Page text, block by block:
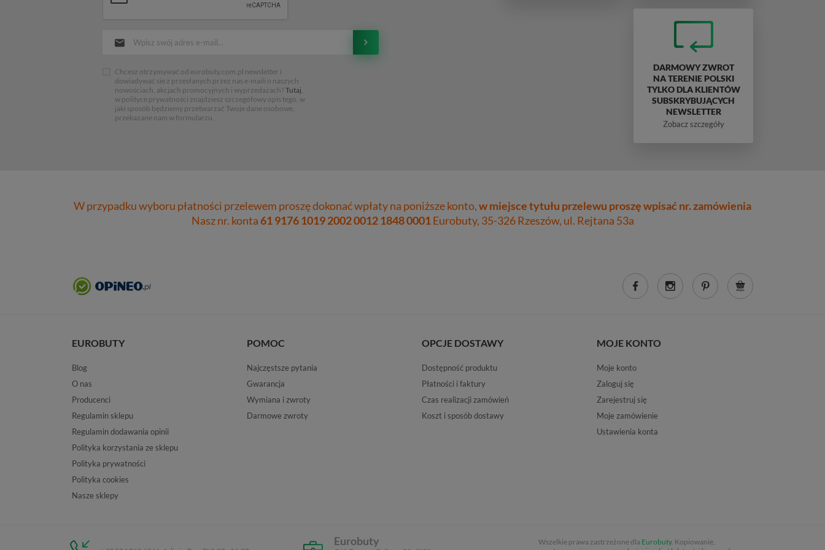
Chcesz otrzymywać od eurobuty.com.pl newsletter i
dowiadywać sie z przesłanych przez nas e-maili o naszych
nowościach, akcjach promocyjnych i wyprzedażach? Tutaj,
w polityce prywatności znajdziesz szczegółowy opis tego, w
jaki sposób będziemy przetwarzać Twoje dane osobowe,
przekazane nam w formularzu.
DARMOWY ZWROT
NA TERENIE POLSKI
TYLKO DLA KLIENTÓW
SUBSKRYBUJĄCYCH
NEWSLETTER
Zobacz szczegóły
W przypadku wyboru płatności przelewem proszę dokonać wpłaty na poniższe konto,w miejsce tytułu przelewu proszę wpisać nr. zamówienia
Nasz nr. konta61 9176 1019 2002 0012 1848 0001Eurobuty, 35-326 Rzeszów, ul. Rejtana 53a
EUROBUTY
Blog
O nas
Producenci
Regulamin sklepu
Regulamin dodawania opinii
Polityka korzystania ze sklepu
Polityka prywatności
Polityka cookies
Nasze sklepy
POMOC
Najczęstsze pytania
Gwarancja
Wymiana i zwroty
Darmowe zwroty
OPCJE DOSTAWY
Dostępność produktu
Płatności i faktury
Czas realizacji zamówień
Koszt i sposób dostawy
MOJE KONTO
Moje konto
Zaloguj się
Zarejestruj się
Moje zamówienie
Ustawienia konta
Eurobuty Wszelkie prawa zastrzeżone dla Eurobuty. Kopiowanie,